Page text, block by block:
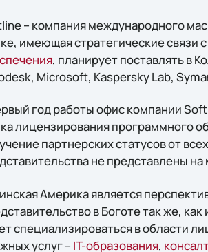
– компания международного
имеющая стратегические связи
, планирует поставлять в
Microsoft, Kaspersky Lab,
год работы офис компании
лицензирования программного
партнерских статусов от
не представлены
Америка является
в Боготе так же,
специализироваться в области
услуг – IT-образования,